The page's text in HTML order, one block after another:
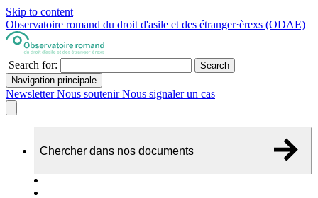
Skip to content
Observatoire romand du droit d'asile et des étranger·èrexs (ODAE)
Search for:
Search
Navigation principale
NewsletterNous soutenirNous signaler un cas
Chercher dans nos documents